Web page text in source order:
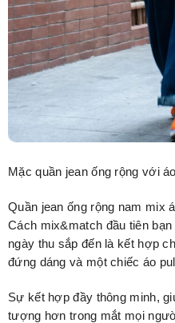
Mặc quần jean ống rộng với
Quần jean ống rộng nam mix
Cách mix&match đầu tiên
ngày thu sắp đến là kết hợp
đứng dáng và một chiếc áo
Sự kết hợp đầy thông minh,
tượng hơn trong mắt mọi